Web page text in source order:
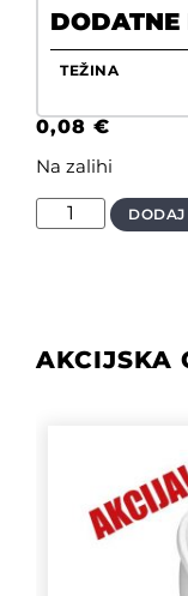
DODATNE
TEŽINA
0,08 €
Na zalihi
AKCIJSKA